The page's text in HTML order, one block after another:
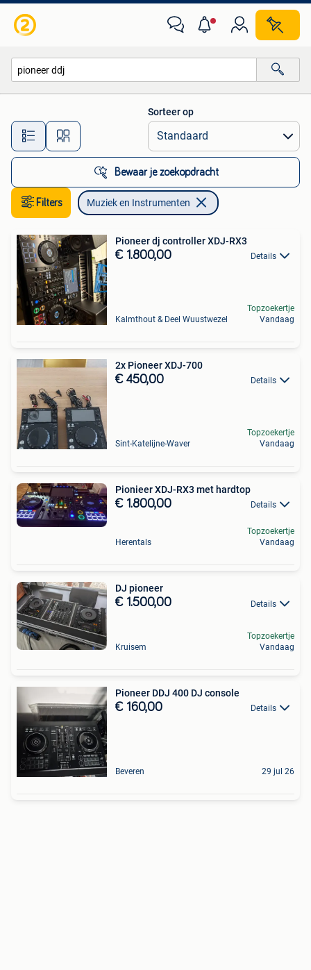
Alle afstanden…
Sorteer op
Bewaar je zoekopdracht
Filters Muziek en Instrumenten
Pioneer dj controller XDJ-RX3
€ 1.800,00 Details
Kalmthout & Deel Wuustwezel
Topzoekertje
Vandaag
2x Pioneer XDJ-700
€ 450,00 Details
Sint-Katelijne-Waver
Topzoekertje
Vandaag
Pionieer XDJ-RX3 met hardtop
€ 1.800,00 Details
Herentals
Topzoekertje
Vandaag
DJ pioneer
€ 1.500,00 Details
Kruisem
Topzoekertje
Vandaag
Pioneer DDJ 400 DJ console
€ 160,00 Details
Beveren 29 jul 26